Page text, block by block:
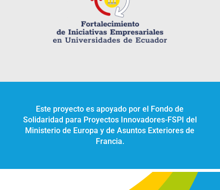
Este proyecto es apoyado por el Fondo de
Solidaridad para Proyectos Innovadores-FSPI del
Ministerio de Europa y de Asuntos Exteriores de
Francia.